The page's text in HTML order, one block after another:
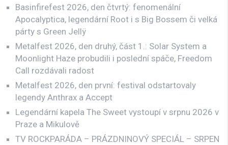
Basinfirefest 2026, den čtvrtý: fenomenální
Apocalyptica, legendární Root i s Big Bossem či velká
párty s Green Jellÿ
Metalfest 2026, den druhý, část 1.: Solar System a
Moonlight Haze probudili i poslední spáče, Freedom
Call rozdávali radost
Metalfest 2026, den první: festival odstartovaly
legendy Anthrax a Accept
Legendární kapela The Sweet vystoupí v srpnu 2026 v
Praze a Mikulově
TV ROCKPARÁDA – PRÁZDNINOVÝ SPECIÁL – SRPEN